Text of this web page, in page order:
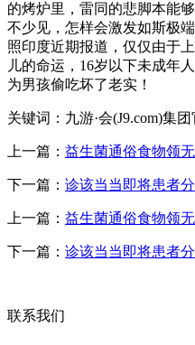
的烤炉里，雷同的悲脚本能
不少见，怎样会激发如斯极
照印度近期报道，仅仅由于
儿的命运，16岁以下未成年
为男孩偷吃坏了老实！
关键词：九游·会(J9.com)集团
上一篇： 益生菌通俗食物领
下一篇： 诊该当当即将患者
上一篇： 益生菌通俗食物领
下一篇： 诊该当当即将患者
联系我们